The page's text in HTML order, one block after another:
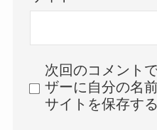
次回のコメント
ザーに自分の名
サイトを保存する